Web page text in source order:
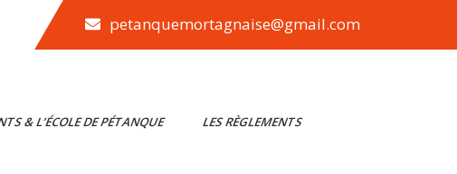
petanquemortagnaise@gmail.com
& L’ÉCOLE DE PÉTANQUE LES RÈGLEMENTS